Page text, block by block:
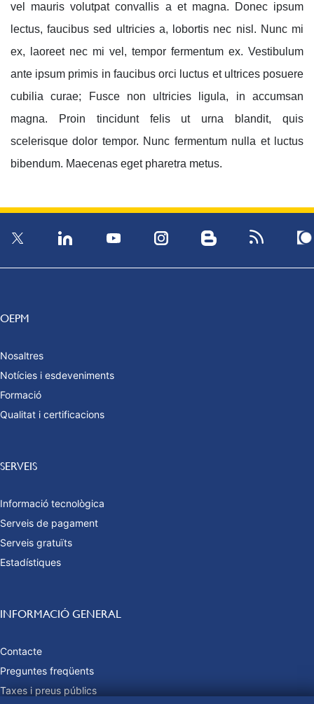
vel mauris volutpat convallis a et magna. Donec ipsum
lectus, faucibus sed ultricies a, lobortis nec nisl. Nunc mi
ex, laoreet nec mi vel, tempor fermentum ex. Vestibulum
ante ipsum primis in faucibus orci luctus et ultrices posuere
cubilia curae; Fusce non ultricies ligula, in accumsan
magna. Proin tincidunt felis ut urna blandit, quis
scelerisque dolor tempor. Nunc fermentum nulla et luctus
bibendum. Maecenas eget pharetra metus.
OEPM
Nosaltres
Notícies i esdeveniments
Formació
Qualitat i certificacions
SERVEIS
Informació tecnològica
Serveis de pagament
Serveis gratuïts
Estadístiques
INFORMACIÓ GENERAL
Contacte
Preguntes freqüents
Taxes i preus públics